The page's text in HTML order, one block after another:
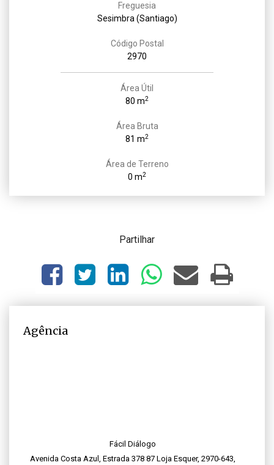
Freguesia
Sesimbra (Santiago)
Código Postal
2970
Área Útil
80 m2
Área Bruta
81 m2
Área de Terreno
0 m2
Partilhar
Agência
Fácil Diálogo
Avenida Costa Azul, Estrada 378 87 Loja Esquer, 2970-643,